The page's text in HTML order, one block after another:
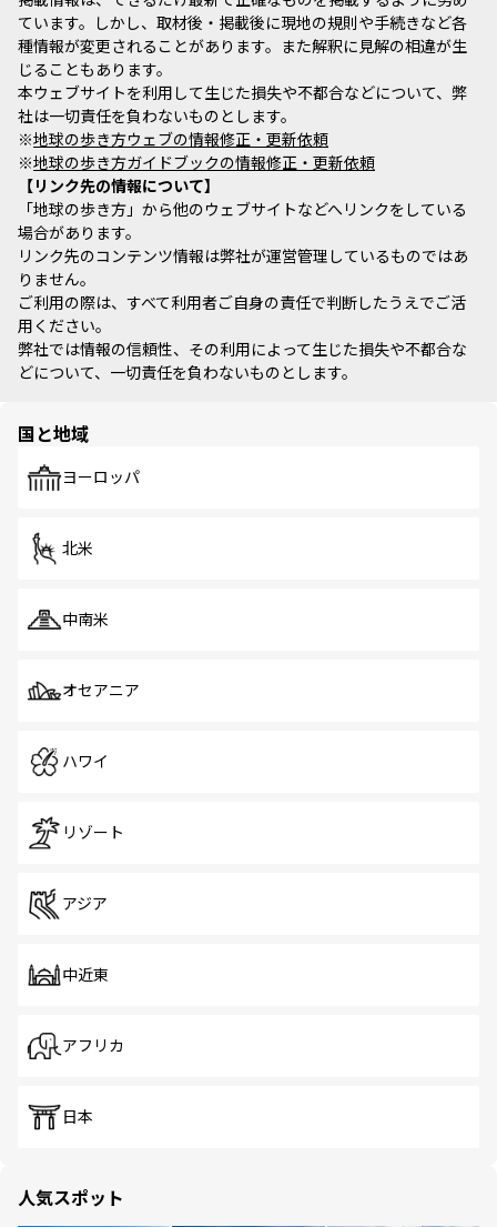
ています。しかし、取材後・掲載後に現地の規則や手続きなど各
種情報が変更されることがあります。また解釈に見解の相違が生
じることもあります。
本ウェブサイトを利用して生じた損失や不都合などについて、弊
社は一切責任を負わないものとします。
※地球の歩き方ウェブの情報修正・更新依頼
※地球の歩き方ガイドブックの情報修正・更新依頼
リンク先の情報について
「地球の歩き方」から他のウェブサイトなどへリンクをしている
場合があります。
リンク先のコンテンツ情報は弊社が運営管理しているものではあ
りません。
ご利用の際は、すべて利用者ご自身の責任で判断したうえでご活
用ください。
弊社では情報の信頼性、その利用によって生じた損失や不都合な
どについて、一切責任を負わないものとします。
国と地域
ヨーロッパ
北米
中南米
オセアニア
ハワイ
リゾート
アジア
中近東
アフリカ
日本
人気スポット